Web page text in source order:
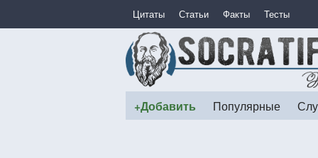
Цитаты Статьи Факты Тесты
+Добавить Популярные